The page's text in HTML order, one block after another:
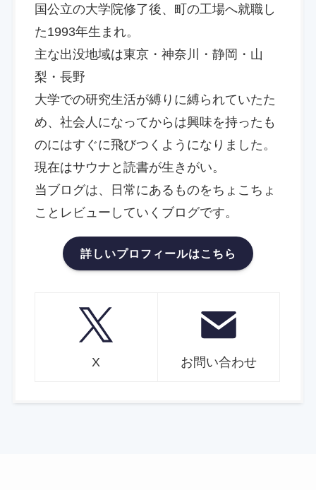
国公立の大学院修了後、町の工場へ就職し
た1993年生まれ。
主な出没地域は東京・神奈川・静岡・山
梨・長野
大学での研究生活が縛りに縛られていたた
め、社会人になってからは興味を持ったも
のにはすぐに飛びつくようになりました。
現在はサウナと読書が生きがい。
当ブログは、日常にあるものをちょこちょ
ことレビューしていくブログです。
詳しいプロフィールはこちら
X お問い合わせ